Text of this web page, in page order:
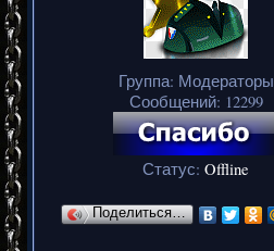
Группа: Модераторы
Сообщений: 12299
Статус: Offline
Поделиться…